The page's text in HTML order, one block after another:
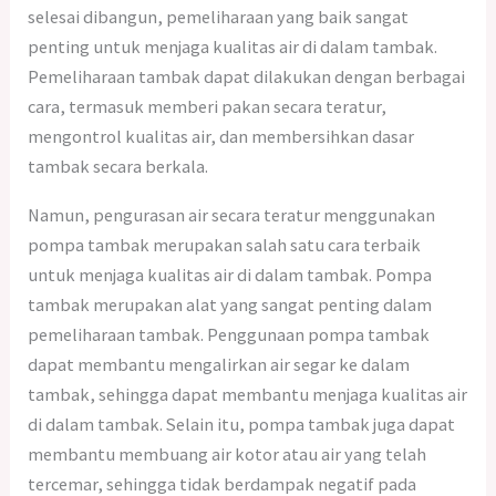
selesai dibangun, pemeliharaan yang baik sangat
penting untuk menjaga kualitas air di dalam tambak.
Pemeliharaan tambak dapat dilakukan dengan berbagai
cara, termasuk memberi pakan secara teratur,
mengontrol kualitas air, dan membersihkan dasar
tambak secara berkala.
Namun, pengurasan air secara teratur menggunakan
pompa tambak merupakan salah satu cara terbaik
untuk menjaga kualitas air di dalam tambak. Pompa
tambak merupakan alat yang sangat penting dalam
pemeliharaan tambak. Penggunaan pompa tambak
dapat membantu mengalirkan air segar ke dalam
tambak, sehingga dapat membantu menjaga kualitas air
di dalam tambak. Selain itu, pompa tambak juga dapat
membantu membuang air kotor atau air yang telah
tercemar, sehingga tidak berdampak negatif pada